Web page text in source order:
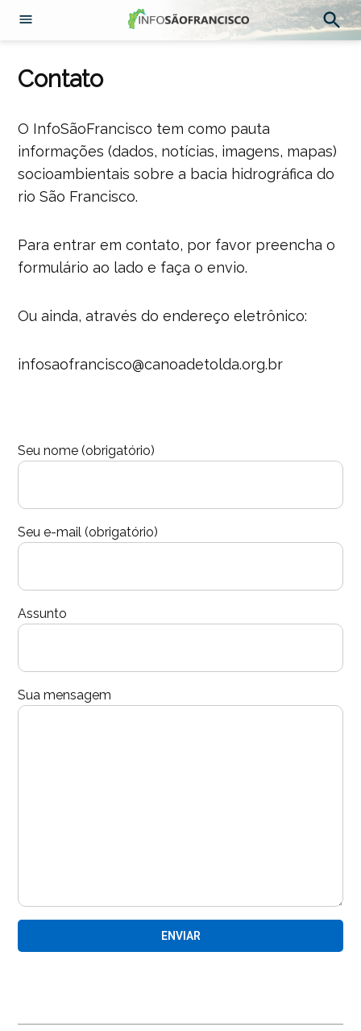
para
Abrir
Contato
O InfoSãoFrancisco tem como pauta
informações (dados, notícias, imagens, mapas)
socioambientais sobre a bacia hidrográfica do
rio São Francisco.
Para entrar em contato, por favor preencha o
formulário ao lado e faça o envio.
Ou ainda, através do endereço eletrônico:
infosaofrancisco@canoadetolda.org.br
Seu nome (obrigatório)
Seu e-mail (obrigatório)
Assunto
Sua mensagem